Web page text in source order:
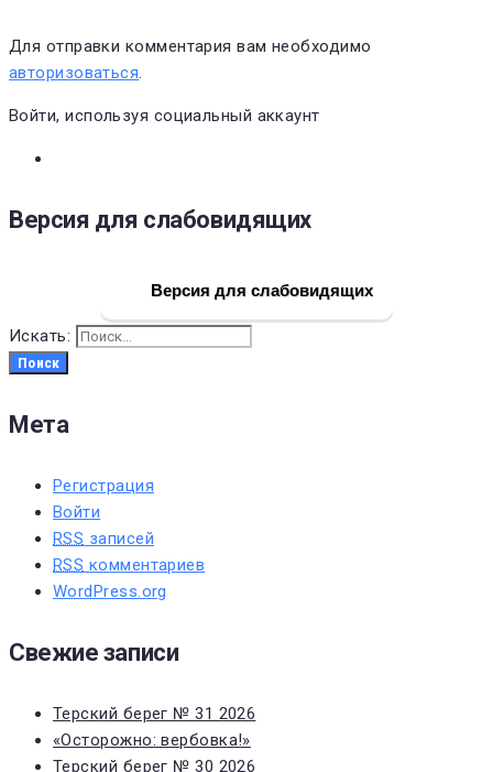
Для отправки комментария вам необходимо
авторизоваться.
Войти, используя социальный аккаунт
Версия для слабовидящих
Версия для слабовидящих
Искать:
Поиск
Мета
Регистрация
Войти
RSS записей
RSS комментариев
WordPress.org
Свежие записи
Терский берег № 31 2026
«Осторожно: вербовка!»
Терский берег № 30 2026